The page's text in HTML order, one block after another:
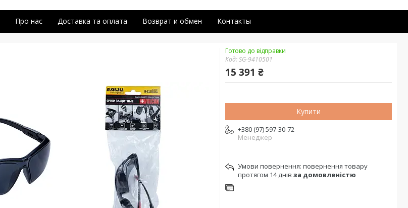
Про нас Доставка та оплата Возврат и обмен Контакты
Готово до відправки
Код:SG-9410501
15 391 ₴
Купити
+380 (97) 597-30-72
Менеджер
повернення товару
протягом 14 днів за домовленістю